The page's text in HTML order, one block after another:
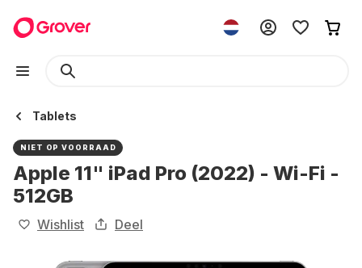
Tablets
NIET OP VOORRAAD
Apple 11" iPad Pro (2022) - Wi-Fi -
512GB
Wishlist Deel